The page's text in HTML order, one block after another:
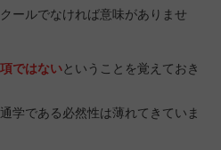
ールでなければ意味がありませ
ではないということを覚えておき
学である必然性は薄れてきていま